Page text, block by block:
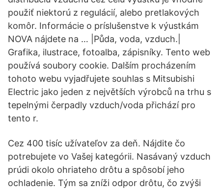
použiť niektorú z regulácií, alebo pretlakových
komôr. Informácie o príslušenstve k výustkám
NOVA nájdete na … |Půda, voda, vzduch.|
Grafika, ilustrace, fotoalba, zápisníky. Tento web
používá soubory cookie. Dalším procházením
tohoto webu vyjadřujete souhlas s Mitsubishi
Electric jako jeden z největších výrobců na trhu s
tepelnými čerpadly vzduch/voda přichází pro
tento r.
Cez 400 tisíc užívateľov za deň. Nájdite čo
potrebujete vo Vašej kategórii. Nasávaný vzduch
prúdi okolo ohriateho drôtu a spôsobí jeho
ochladenie. Tým sa zníži odpor drôtu, čo zvýši